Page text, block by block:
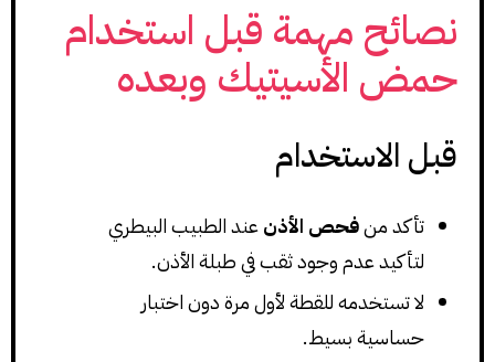
نصائح مهمة قبل استخدام
حمض الأسيتيك وبعده
قبل الاستخدام
تأكد منفحص الأذنعند الطبيب البيطري
لتأكيد عدم وجود ثقب في طبلة الأذن.
لا تستخدمه للقطة لأول مرة دون اختبار
حساسية بسيط.